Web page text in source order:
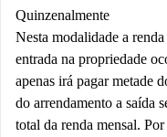
Quinzenalmente
Nesta modalidade a
entrada na propriedade
apenas irá pagar metade
do arrendamento a saída
total da renda mensal.